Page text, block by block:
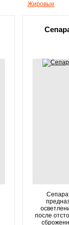
Жировые
после